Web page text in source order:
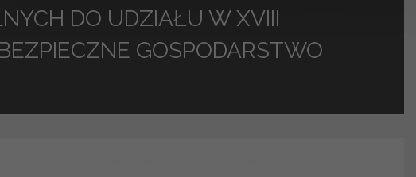
DO UDZIAŁU W XVIII
GOSPODARSTWO